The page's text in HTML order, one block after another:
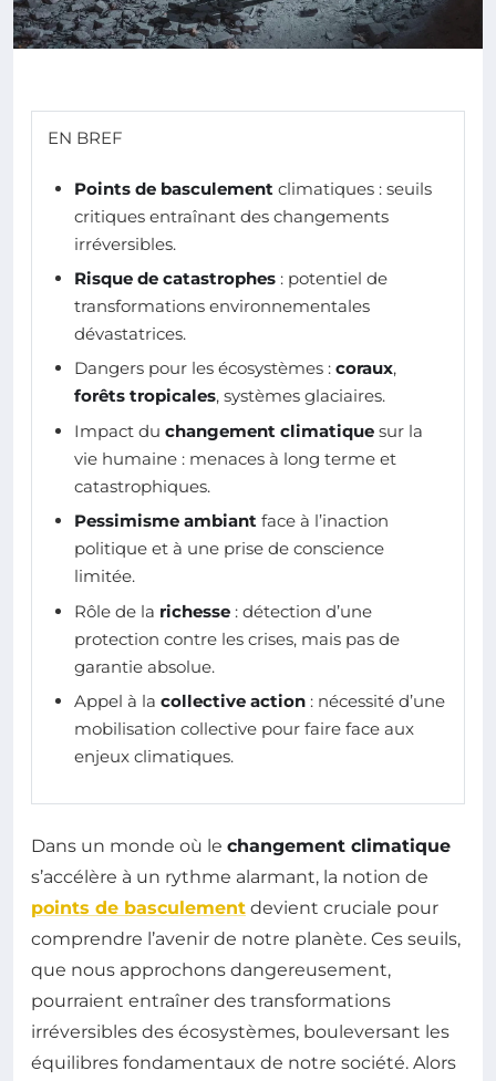
EN BREF
Points de basculement climatiques : seuils
critiques entraînant des changements
irréversibles.
Risque de catastrophes : potentiel de
transformations environnementales
dévastatrices.
Dangers pour les écosystèmes : coraux,
forêts tropicales, systèmes glaciaires.
Impact du changement climatique sur la
vie humaine : menaces à long terme et
catastrophiques.
Pessimisme ambiant face à l’inaction
politique et à une prise de conscience
limitée.
Rôle de la richesse : détection d’une
protection contre les crises, mais pas de
garantie absolue.
Appel à la collective action : nécessité d’une
mobilisation collective pour faire face aux
enjeux climatiques.
Dans un monde où le changement climatique
s’accélère à un rythme alarmant, la notion de
points de basculement devient cruciale pour
comprendre l’avenir de notre planète. Ces seuils,
que nous approchons dangereusement,
pourraient entraîner des transformations
irréversibles des écosystèmes, bouleversant les
équilibres fondamentaux de notre société. Alors